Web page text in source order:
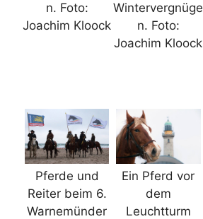
n. Foto:
Joachim Kloock
Wintervergnüge
n. Foto:
Joachim Kloock
Pferde und
Reiter beim 6.
Warnemünder
Ein Pferd vor
dem
Leuchtturm